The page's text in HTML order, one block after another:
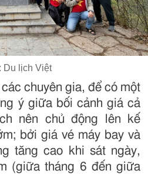
Du lịch Việt
chuyên gia, để có một
ý giữa bối cảnh giá cả
nên chủ động lên kế
bởi giá vé máy bay và
tăng cao khi sát ngày,
(giữa tháng 6 đến giữa